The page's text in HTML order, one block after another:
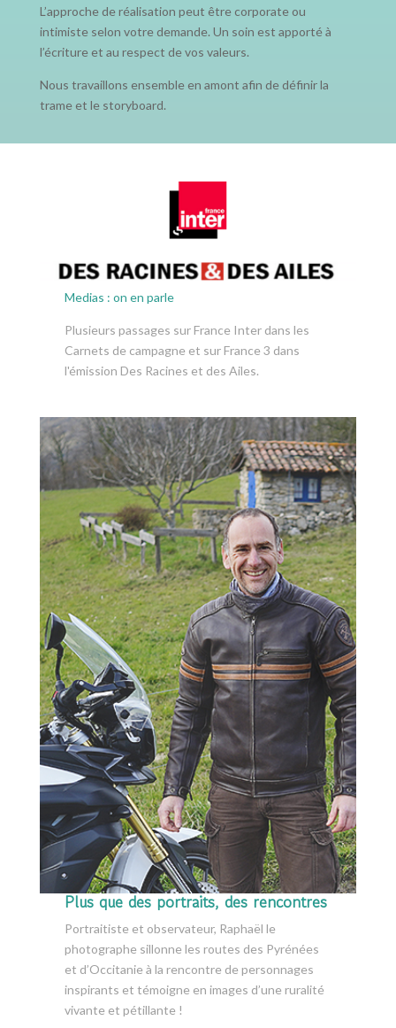
L’approche de réalisation peut être corporate ou
intimiste selon votre demande. Un soin est apporté à
l’écriture et au respect de vos valeurs.
Nous travaillons ensemble en amont afin de définir la
trame et le storyboard.
Medias : on en parle
Plusieurs passages sur France Inter dans les
Carnets de campagne et sur France 3 dans
l'émission Des Racines et des Ailes.
Plus que des portraits, des rencontres
Portraitiste et observateur, Raphaël le
photographe sillonne les routes des Pyrénées
et d’Occitanie à la rencontre de personnages
inspirants et témoigne en images d’une ruralité
vivante et pétillante !